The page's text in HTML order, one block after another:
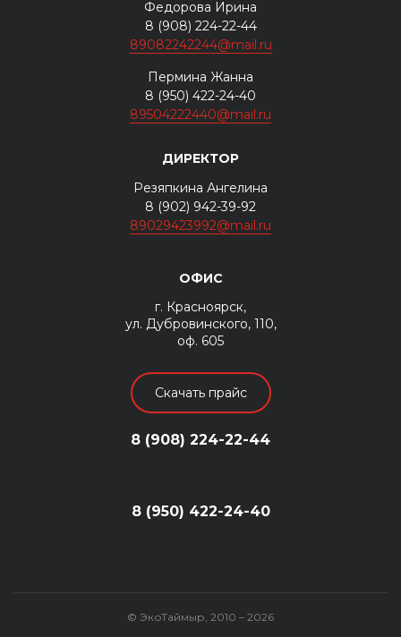
Федорова Ирина
8 (908) 224-22-44
89082242244@mail.ru
Пермина Жанна
8 (950) 422-24-40
89504222440@mail.ru
ДИРЕКТОР
Резяпкина Ангелина
8 (902) 942-39-92
89029423992@mail.ru
ОФИС
г. Красноярск,
ул. Дубровинского, 110,
оф. 605
Скачать прайс
8 (908) 224-22-44
8 (950) 422-24-40
© ЭкоТаймыр, 2010 – 2026